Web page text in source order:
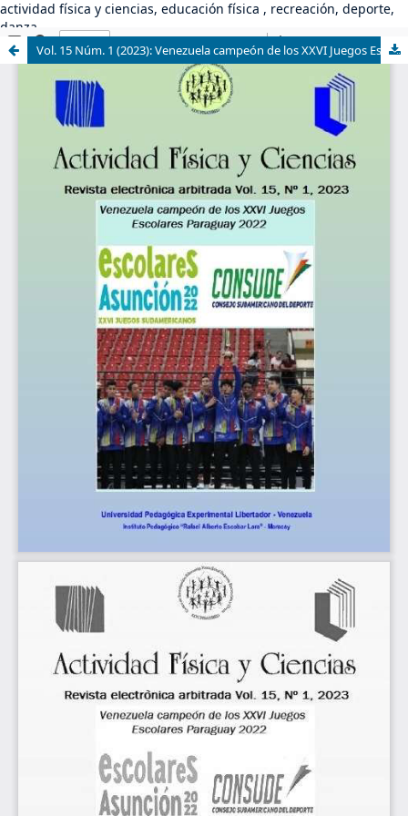
actividad física y ciencias, educación física , recreación, deporte,
danza
Vol. 15 Núm. 1 (2023): Venezuela campeón de los XXVI Juegos Escolares. Paraguay 2022. ISSN (digital) 2244-7318